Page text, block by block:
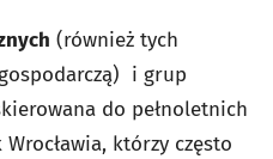
(również tych
i grup
do pełnoletnich
którzy często